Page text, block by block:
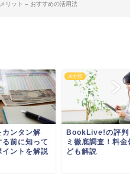
リット – おすすめの活用法
カンタン解
前に知って
イントを解説
未分類
BookLive!の評判と
ミ徹底調査！料金体
ども解説